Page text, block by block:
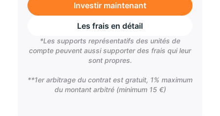
Investir maintenant
Les frais en détail
*Les supports représentatifs des unités de
compte peuvent aussi supporter des frais qui leur
sont propres.
**1er arbitrage du contrat est gratuit, 1% maximum
du montant arbitré (minimum 15 €)